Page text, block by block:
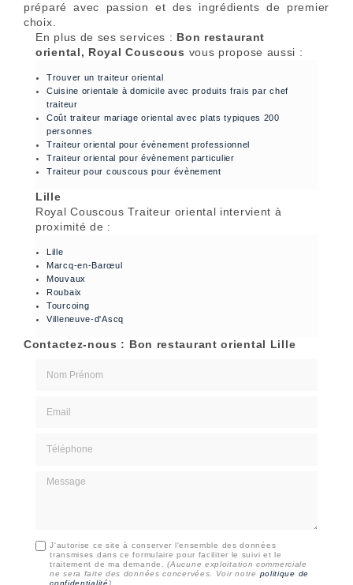
préparé avec passion et des ingrédients de premier
choix.
En plus de ses services : Bon restaurant
oriental, Royal Couscous vous propose aussi :
Trouver un traiteur oriental
Cuisine orientale à domicile avec produits frais par chef
traiteur
Coût traiteur mariage oriental avec plats typiques 200
personnes
Traiteur oriental pour évènement professionnel
Traiteur oriental pour évènement particulier
Traiteur pour couscous pour évènement
Lille
Royal Couscous Traiteur oriental intervient à
proximité de :
Lille
Marcq-en-Barœul
Mouvaux
Roubaix
Tourcoing
Villeneuve-d'Ascq
Contactez-nous : Bon restaurant oriental Lille
Message
J'autorise ce site à conserver l'ensemble des données
transmises dans ce formulaire pour faciliter le suivi et le
traitement de ma demande.(Aucune exploitation commerciale
ne sera faite des données concervées. Voir notre politique de
confidentialité)